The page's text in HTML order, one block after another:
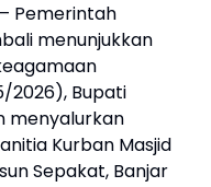
Pemerintah
menunjukkan
2026), Bupati
menyalurkan
Kurban Masjid
Sepakat, Banjar